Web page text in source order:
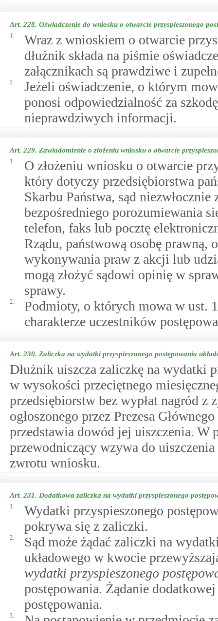
Art. 228. Oświadczenie do wniosku o otwarcie przyspieszonego
1.
Wraz z wnioskiem o otwarcie
dłużnik składa na piśmie
załącznikach są prawdziwe i
2.
Jeżeli oświadczenie, o którym
ponosi odpowiedzialność za
nieprawdziwych informacji.
Art. 229. Zawiadomienie o złożeniu wniosku o otwarcie
1.
O złożeniu wniosku o otwarcie
który dotyczy przedsiębiorstwa
Skarbu Państwa, sąd
bezpośredniego porozumiewania
telefon, faks lub pocztę
Rządu, państwową osobę prawną,
wykonywania praw z akcji lub
mogą złożyć sądowi opinię w
sprawy.
2.
Podmioty, o których mowa w ust.
charakterze uczestników
Art. 230. Zaliczka na wydatki przyspieszonego postępowania
Dłużnik uiszcza zaliczkę na wydatki
w wysokości przeciętnego
przedsiębiorstw bez wypłat nagród
ogłoszonego przez Prezesa
przedstawia dowód jej uiszczenia. W
przewodniczący wzywa do
zwrotu wniosku.
Art. 231. Dodatkowa zaliczka na wydatki przyspieszonego
1.
Wydatki przyspieszonego
pokrywa się z zaliczki.
2.
Sąd może żądać zaliczki na
układowego w kwocie
wydatki przyspieszonego
postępowania. Żądanie
postępowania.
3.